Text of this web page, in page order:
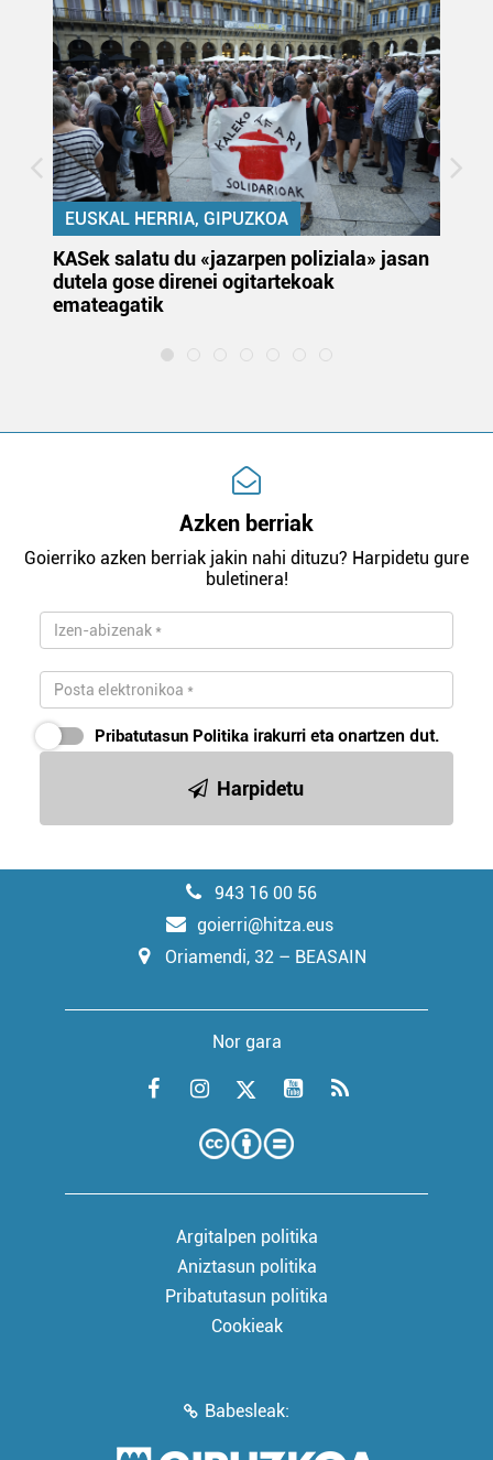
EUSKAL HERRIA, GIPUZKOA
KASek salatu du «jazarpen poliziala» jasan
dutela gose direnei ogitartekoak
emateagatik
Azken berriak
Goierriko azken berriak jakin nahi dituzu? Harpidetu gure
buletinera!
Pribatutasun Politika irakurri eta onartzen dut.
Harpidetu
943 16 00 56
goierri@hitza.eus
Oriamendi, 32 – BEASAIN
Nor gara
Argitalpen politika
Aniztasun politika
Pribatutasun politika
Cookieak
Babesleak: